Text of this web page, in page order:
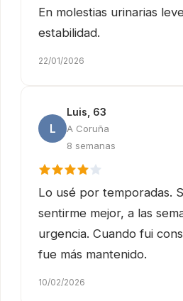
En molestias urinarias
estabilidad.
22/01/2026
L
Luis, 63
A Coruña
8 semanas
Lo usé por temporadas.
sentirme mejor, a las
urgencia. Cuando fui
fue más mantenido.
10/02/2026